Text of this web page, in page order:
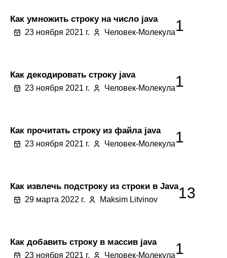
Как умножить строку на число java
23 ноября 2021 г. Человек-Молекула1
Как декодировать строку java
23 ноября 2021 г. Человек-Молекула1
Как прочитать строку из файла java
23 ноября 2021 г. Человек-Молекула1
Как извлечь подстроку из строки в Java
29 марта 2022 г. Maksim Litvinov 13
Как добавить строку в массив java
23 ноября 2021 г. Человек-Молекула1